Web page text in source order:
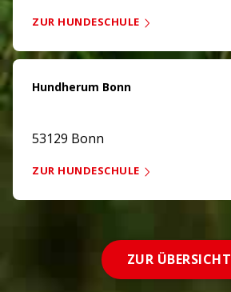
ZUR HUNDESCHULE
Hundherum Bonn
53129 Bonn
ZUR HUNDESCHULE
ZUR ÜBERSICHT